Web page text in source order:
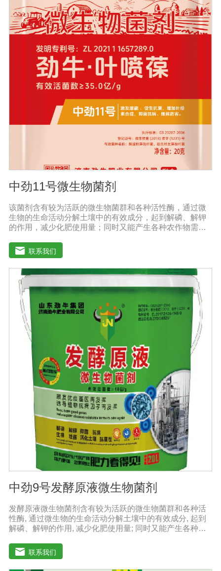
结构，疏松土壤，提高土壤通透性和保水保肥能力，增加
土壤有机质，调节土壤PH值，活化土壤中的潜在养分，改
善土壤中养分的供应情况，有效解决因连工连作，重茬等
原因造成的减产问题。针对长期使用鸡粪造成的有机酸毒
害，烧根烧菌，病菌虫卵危害，酸碱不平衡等现状采用高
端生物技术精制而成，破除土壤板结，恢复土壤活力、保
肥保水、生物护根、强健植株、保花保果、促进花芽形
成，提高坐果率。 2、解决土壤重金属污染问题微生物菌
剂中的各种菌能有效的对土壤中的重金属进行溶解、氧化
物，对重金属在土壤中的化学行为产生深刻的影响，有效
解决土壤重金属污染问题。
中劲11号微生物菌剂
该菌剂含有较为活跃的微生物菌群和各种活性酶，通过微
生物的生命活动分解土壤中的有效成分，起到解磷、解钾
的作用，减少化肥使用量；同时又能产生各种农作物需要
节植物生长;并且能产生抗生素、系统防卫酶等多种物质，
可以抑制细菌或真菌性病害或诱导系统抗性，间接达到促
进植物生长的作用。【产品功能】1、改善土壤养分：疏松
土壤，提高土壤通透性和保水保肥能力，增加土壤有机
质，防止板结，有效解决因连工连作，重茬等原因造成的
减产问题。2、解磷解钾、提高化肥利用率：有效菌能分解
土壤中的有机质，减少氮肥的流失;其中解钾解磷菌能将土
壤中固化的化学钾肥、化学磷肥分解转化为速效钾、速效
磷。3、改善作物品质：使用菌剂后，作物中的蛋白质、糖
分、氨基酸、维生素等有益成分含量有所提高，起到改善
作物品质的作用。4、增强作物的抗逆性能、提高产量：分
泌赤霉素、细胞分裂素、生长素等活性物质，刺激、调
节、促进作物的生长发育，增强农作物的抗逆性能，有利
于农作物的增产【用法用量】拌种：在干种(含包衣种子)或
催芽种子上撒上少许水，均匀湿润种子后，将本品撒在种
子上拌匀，晾千后播种。用量：粮食类用20g本品拌2斤，
稻种或4斤，玉米种、大豆种或15斤小麦种，花生种用20g
本品拌20-40斤种子，瓜菜类用20g本品拌3公斤种子。可
有效提高种子出芽率，减少苗期病害的发生。
联系我们
中劲9号发酵原液微生物菌剂
发酵原液微生物菌剂含有较为活跃的微生物菌群和各种活
性酶, 通过微生物的生命活动分解土壤中的有效成分, 起到
解磷、解钾的作用, 减少化肥使用量; 同时又能产生各种农
刺激调节植物生长; 并且能产生抗生素、系统防卫酶等多种
物质, 可以抑制细菌或真菌性病害或诱导系统抗性, 间接达
到促进植物生长的作用。【产品功能】1、改善土填养分疏
联系我们